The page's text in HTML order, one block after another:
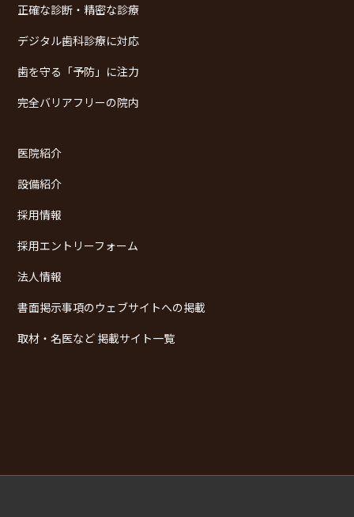
正確な診断・精密な診療
デジタル歯科診療に対応
歯を守る「予防」に注力
完全バリアフリーの院内
医院紹介
設備紹介
採用情報
採用エントリーフォーム
法人情報
書面掲示事項のウェブサイトへの掲載
取材・名医など 掲載サイト一覧